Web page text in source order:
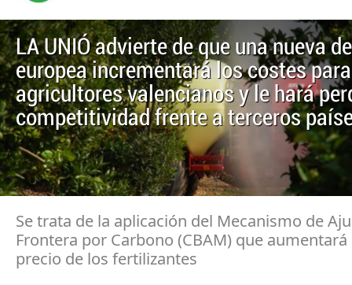
LA UNIÓ advierte de que una nueva
europea incrementará los costes
agricultores valencianos y le hará
competitividad frente a terceros
Se trata de la aplicación del Mecanismo de
Frontera por Carbono (CBAM) que
precio de los fertilizantes